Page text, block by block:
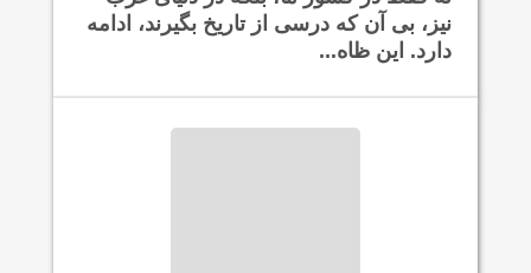
نیز، بی آن که درسی از تاریخ بگیرند، ادامه
دارد. این ظاه...